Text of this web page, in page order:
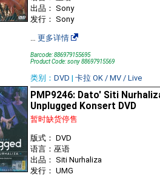
出品： Sony
发行： Sony
… 更多详情
Barcode: 886979155695
Product Code: sony 88697915569
类别： DVD | 卡拉 OK / MV / Live
PMP9246: Dato' Siti
Unplugged Konsert DVD
暂时缺货停售
版式： DVD
语言：巫语
出品： Siti Nurhaliza
发行： UMG